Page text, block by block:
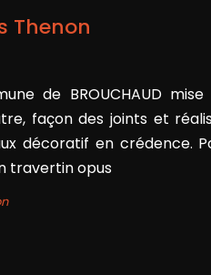
Thenon
de BROUCHAUD
façon des joints et
décoratif en crédence.
travertin opus